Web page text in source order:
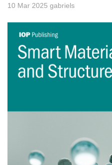
10 Mar 2025 gabriels